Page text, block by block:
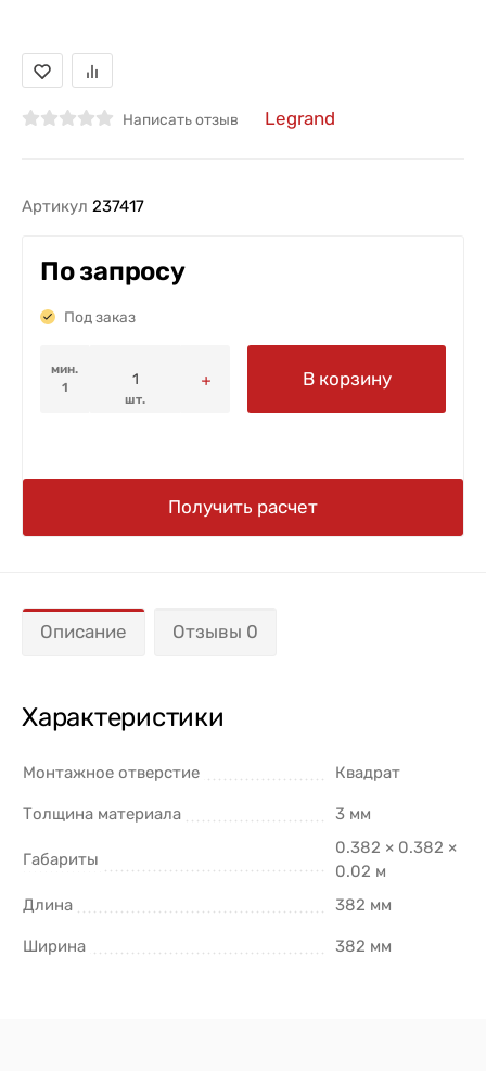
Написать отзыв Legrand
Артикул 237417
По запросу
Под заказ
мин.
1
шт.
В корзину
Получить расчет
Описание Отзывы 0
Характеристики
Монтажное отверстие Квадрат
Толщина материала 3 мм
Габариты
0.382 × 0.382 ×
0.02 м
Длина
382 мм
Ширина 382 мм